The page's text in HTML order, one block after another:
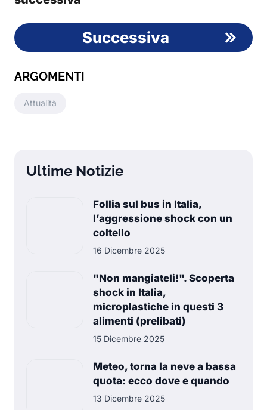
Successiva
ARGOMENTI
Attualità
Ultime Notizie
Follia sul bus in Italia,
l’aggressione shock con un
coltello
16 Dicembre 2025
"Non mangiateli!". Scoperta
shock in Italia,
microplastiche in questi 3
alimenti (prelibati)
15 Dicembre 2025
Meteo, torna la neve a bassa
quota: ecco dove e quando
13 Dicembre 2025